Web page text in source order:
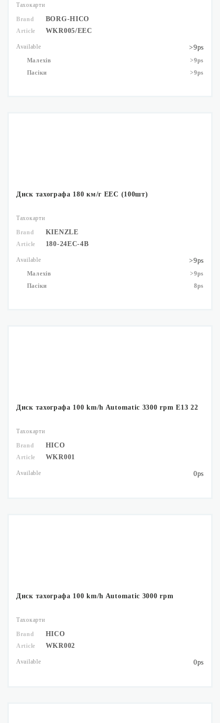
Тахокарти
Brand BORG-HICO
Article WKR005/EEC
Available >9ps
Малехів
>9ps
Пасіки
>9ps
Диск тахографа 180 км/г ЕЕС (100шт)
Тахокарти
Brand KIENZLE
Article 180-24EC-4B
Available >9ps
Малехів
>9ps
Пасіки
8ps
Диск тахографа 100 km/h Automatic 3300 rpm E13 22
Тахокарти
Brand HICO
Article WKR001
Available 0ps
Диск тахографа 100 km/h Automatic 3000 rpm
Тахокарти
Brand HICO
Article WKR002
Available 0ps